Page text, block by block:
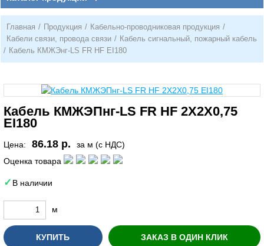
Главная / Продукция / Кабельно-проводниковая продукция /
Кабели связи, провода связи / Кабель сигнальный, пожарный кабель
/ Кабель КМЖЭнг-LS FR HF EI180
Кабель КМЖЭПнг-LS FR HF 2Х2Х0,75
EI180
Цена: 86.18 р.
за м (с НДС)
Оценка товара
В наличии
м
КУПИТЬ ЗАКАЗ В ОДИН КЛИК